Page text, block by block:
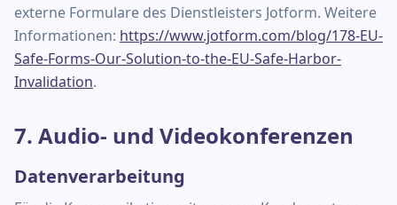
externe Formulare des Dienstleisters Jotform. Weitere
Informationen: https://www.jotform.com/blog/178-EU-
Safe-Forms-Our-Solution-to-the-EU-Safe-Harbor-
Invalidation.
7. Audio- und Videokonferenzen
Datenverarbeitung